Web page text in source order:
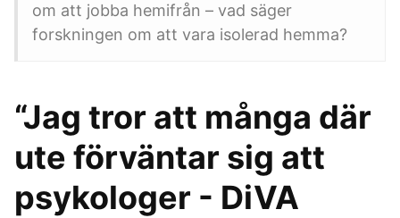
om att jobba hemifrån – vad säger
forskningen om att vara isolerad hemma?
“Jag tror att många där
ute förväntar sig att
psykologer - DiVA